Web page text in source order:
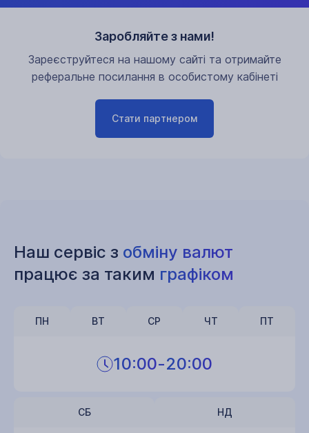
Заробляйте з нами!
Зареєструйтеся на нашому сайті та отримайте
реферальне посилання в особистому кабінеті
Стати партнером
Наш сервіс з обміну валют
працює за таким графіком
ПН ВТ СР ЧТ ПТ
10:00-20:00
СБ НД